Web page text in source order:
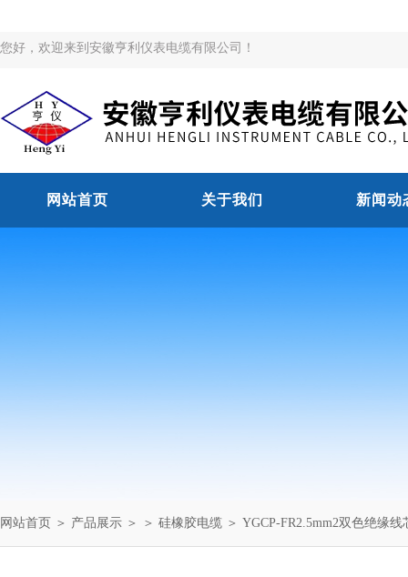
您好，欢迎来到安徽亨利仪表电缆有限公司！
网站首页 关于我们 新闻动
网站首页 ＞ 产品展示 ＞ ＞ 硅橡胶电缆 ＞ YGCP-FR2.5mm2双色绝缘